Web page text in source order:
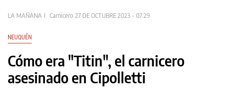
LA MAÑANA Carnicero 27 DE OCTUBRE 2023 - 07:29
NEUQUÉN
Cómo era "Titin", el carnicero
asesinado en Cipolletti